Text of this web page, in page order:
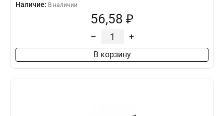
Наличие: В наличии
56,58 ₽
– +
В корзину